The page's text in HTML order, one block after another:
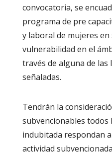
convocatoria, se
programa de pre
y laboral de mujeres
vulnerabilidad en el
través de alguna de
señaladas.
Tendrán la
subvencionables todos
indubitada respondan
actividad